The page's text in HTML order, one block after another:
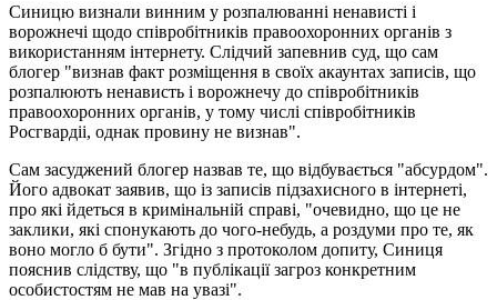
Синицю визнали винним у розпалюванні ненависті і
ворожнечі щодо співробітників правоохоронних органів з
використанням інтернету. Слідчий запевнив суд, що сам
блогер "визнав факт розміщення в своїх акаунтах записів, що
розпалюють ненависть і ворожнечу до співробітників
правоохоронних органів, у тому числі співробітників
Росгвардіі, однак провину не визнав".
Сам засуджений блогер назвав те, що відбувається "абсурдом".
Його адвокат заявив, що із записів підзахисного в інтернеті,
про які йдеться в кримінальній справі, "очевидно, що це не
заклики, які спонукають до чого-небудь, а роздуми про те, як
воно могло б бути". Згідно з протоколом допиту, Синиця
пояснив слідству, що "в публікації загроз конкретним
особистостям не мав на увазі".